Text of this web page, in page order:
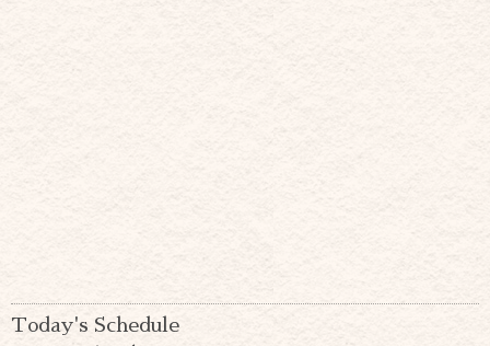
Today's Schedule